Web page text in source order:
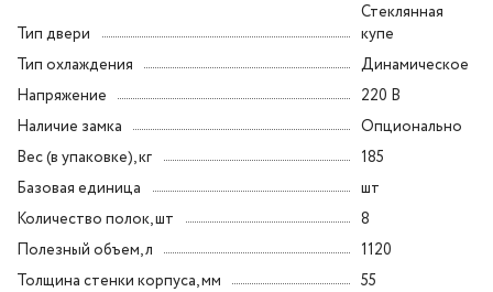
Тип двери
Стеклянная
купе
Тип охлаждения
Динамическое
Напряжение
220 В
Наличие замка
Опционально
Вес (в упаковке), кг
185
Базовая единица
шт
Количество полок, шт
8
Полезный объем, л
1120
Толщина стенки корпуса, мм
55